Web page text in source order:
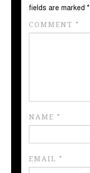
fields are marked*
COMMENT*
NAME*
EMAIL*